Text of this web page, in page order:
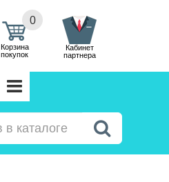
0
Корзина
покупок
Кабинет
партнера